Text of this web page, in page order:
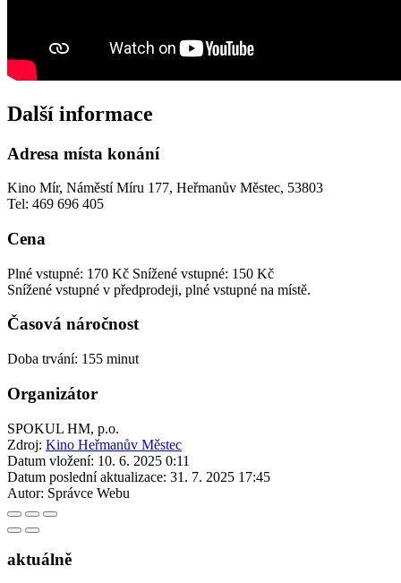
Další informace
Adresa místa konání
Kino Mír, Náměstí Míru 177, Heřmanův Městec, 53803
Tel: 469 696 405
Cena
Plné vstupné: 170 Kč Snížené vstupné: 150 Kč
Snížené vstupné v předprodeji, plné vstupné na místě.
Časová náročnost
Doba trvání: 155 minut
Organizátor
SPOKUL HM, p.o.
Zdroj: Kino Heřmanův Městec
Datum vložení: 10. 6. 2025 0:11
Datum poslední aktualizace: 31. 7. 2025 17:45
Autor: Správce Webu
aktuálně